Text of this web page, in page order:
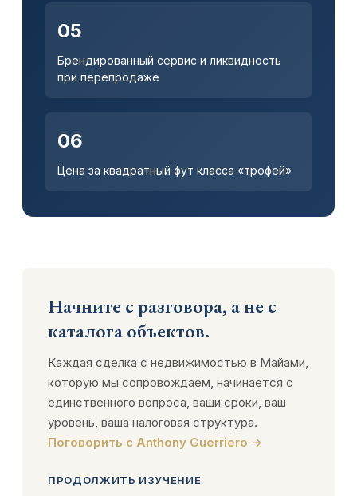
05
Брендированный сервис и ликвидность
при перепродаже
06
Цена за квадратный фут класса «трофей»
Начните с разговора, а не с
каталога объектов.
Каждая сделка с недвижимостью в Майами,
которую мы сопровождаем, начинается с
единственного вопроса, ваши сроки, ваш
уровень, ваша налоговая структура.
Поговорить с Anthony Guerriero →
ПРОДОЛЖИТЬ ИЗУЧЕНИЕ